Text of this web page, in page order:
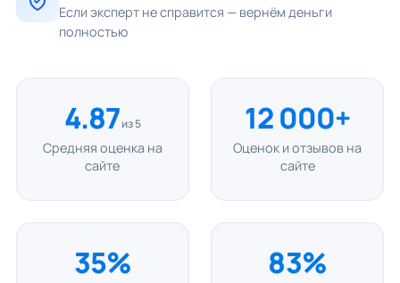
Если эксперт не справится — вернём деньги
полностью
4.87из 5
Средняя оценка на
сайте
12 000+
Оценок и отзывов на
сайте
35% 83%